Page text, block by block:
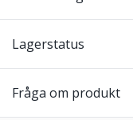
Lagerstatus
Fråga om produkt